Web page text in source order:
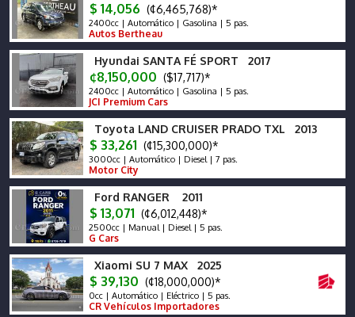
$ 14,056 (¢6,465,768)*
2400cc | Automático | Gasolina | 5 pas.
Autos Bertheau
Hyundai SANTA FÉ SPORT 2017
¢8,150,000 ($17,717)*
2400cc | Automático | Gasolina | 5 pas.
JCI Premium Cars
Toyota LAND CRUISER PRADO TXL 2013
$ 33,261 (¢15,300,000)*
3000cc | Automático | Diesel | 7 pas.
Motor City
Ford RANGER 2011
$ 13,071 (¢6,012,448)*
2500cc | Manual | Diesel | 5 pas.
G Cars
Xiaomi SU 7 MAX 2025
$ 39,130 (¢18,000,000)*
0cc | Automático | Eléctrico | 5 pas.
CR Vehículos Importadores